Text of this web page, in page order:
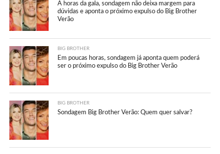
A horas da gala, sondagem não deixa margem para
dúvidas e aponta o próximo expulso do Big Brother
Verão
BIG BROTHER
Em poucas horas, sondagem já aponta quem poderá
ser o próximo expulso do Big Brother Verão
BIG BROTHER
Sondagem Big Brother Verão: Quem quer salvar?